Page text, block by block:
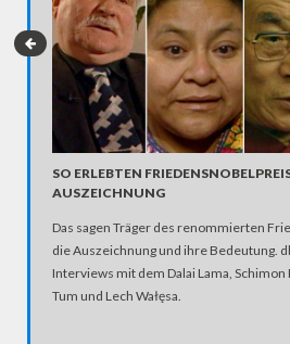
SO ERLEBTEN
AUSZEICHNUNG
Das sagen Träger des renommierten
die Auszeichnung und ihre Bedeutung.
Interviews mit dem Dalai Lama,
Tum und Lech Wałęsa.